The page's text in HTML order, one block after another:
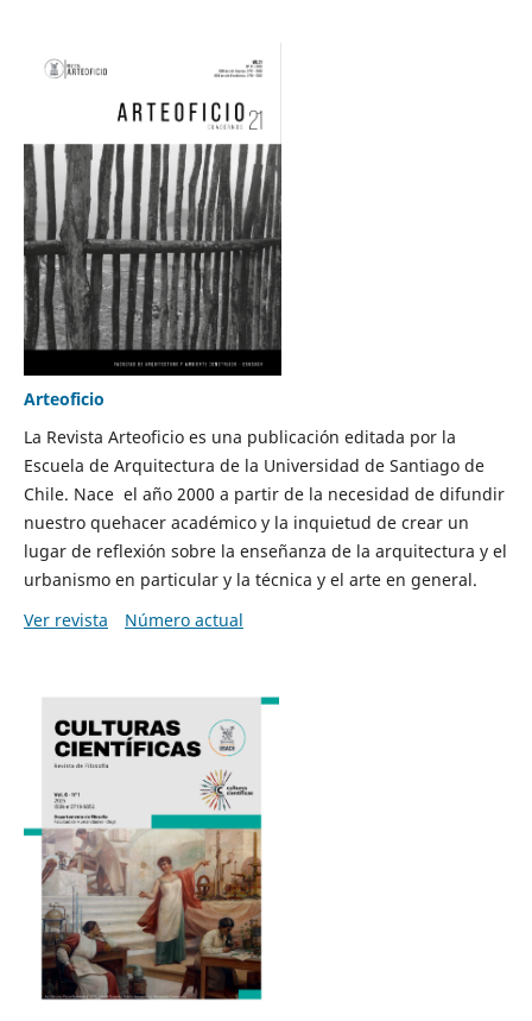
Arteoficio
La Revista Arteoficio es una publicación editada por la
Escuela de Arquitectura de la Universidad de Santiago de
Chile. Nace el año 2000 a partir de la necesidad de difundir
nuestro quehacer académico y la inquietud de crear un
lugar de reflexión sobre la enseñanza de la arquitectura y el
urbanismo en particular y la técnica y el arte en general.
Ver revista
Número actual